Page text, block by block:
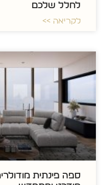
לחלל שלכם
לקריאה >>
ספה פינתית